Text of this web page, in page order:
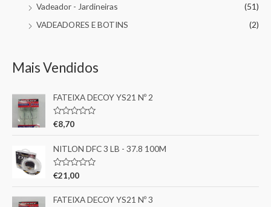
Vadeador - Jardineiras
(51)
VADEADORES E BOTINS
(2)
Mais Vendidos
FATEIXA DECOY YS21 Nº 2
A
l
i
a
ã
d
€8,70
NITLON DFC 3 LB - 37.8 100M
A
l
€21,00
FATEIXA DECOY YS21 Nº 3